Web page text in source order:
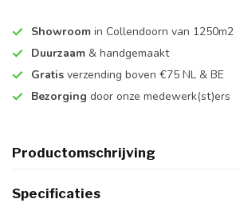
Showroom in Collendoorn van 1250m2
Duurzaam & handgemaakt
Gratis verzending boven €75 NL & BE
Bezorging door onze medewerk(st)ers
Productomschrijving
Specificaties